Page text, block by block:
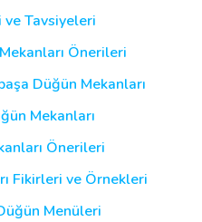
ve Tavsiyeleri
Önerileri
Düğün Mekanları
Mekanları
Önerileri
Fikirleri ve Örnekleri
Menüleri